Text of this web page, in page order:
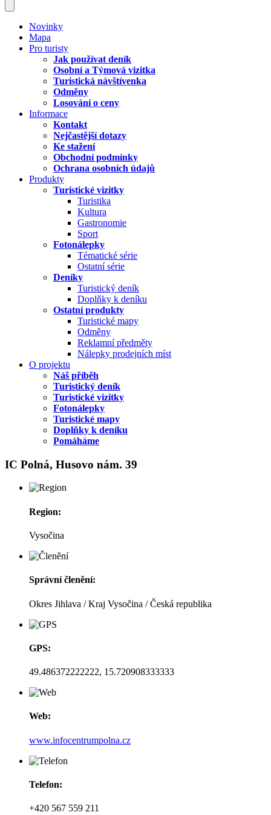
Novinky
Mapa
Pro turisty
Jak používat deník
Osobní a Týmová vizitka
Turistická návštívenka
Odměny
Losování o ceny
Informace
Kontakt
Nejčastější dotazy
Ke stažení
Obchodní podmínky
Ochrana osobních údajů
Produkty
Turistické vizitky
Turistika
Kultura
Gastronomie
Sport
Fotonálepky
Tématické série
Ostatní série
Deníky
Turistický deník
Doplňky k deníku
Ostatní produkty
Turistické mapy
Odměny
Reklamní předměty
Nálepky prodejních míst
O projektu
Náš příběh
Turistický deník
Turistické vizitky
Fotonálepky
Turistické mapy
Doplňky k deníku
Pomáháme
IC Polná, Husovo nám. 39
Region:
Vysočina
Správní členění:
Okres Jihlava / Kraj Vysočina / Česká republika
GPS:
49.486372222222, 15.720908333333
Web:
www.infocentrumpolna.cz
Telefon:
+420 567 559 211